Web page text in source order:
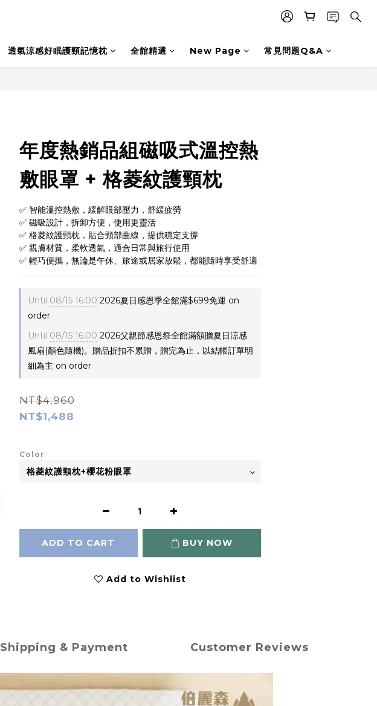
透氣涼感好眠護頸記憶枕 全館精選 New Page 常見問題Q&A
年度熱銷品組磁吸式溫控熱
敷眼罩 + 格菱紋護頸枕
✅ 智能溫控熱敷，緩解眼部壓力，舒緩疲勞
✅ 磁吸設計，拆卸方便，使用更靈活
✅ 格菱紋護頸枕，貼合頸部曲線，提供穩定支撐
✅ 親膚材質，柔軟透氣，適合日常與旅行使用
✅ 輕巧便攜，無論是午休、旅途或居家放鬆，都能隨時享受舒適
Until 08/15 16:00 2026夏日感恩季全館滿$699免運 on
order
Until 08/15 16:00 2026父親節感恩祭全館滿額贈夏日涼感
風扇(顏色隨機)。贈品折扣不累贈，贈完為止，以結帳訂單明
細為主 on order
NT$4,960
NT$1,488
Color
ADD TO CART BUY NOW
Add to Wishlist
Shipping & Payment Customer Reviews